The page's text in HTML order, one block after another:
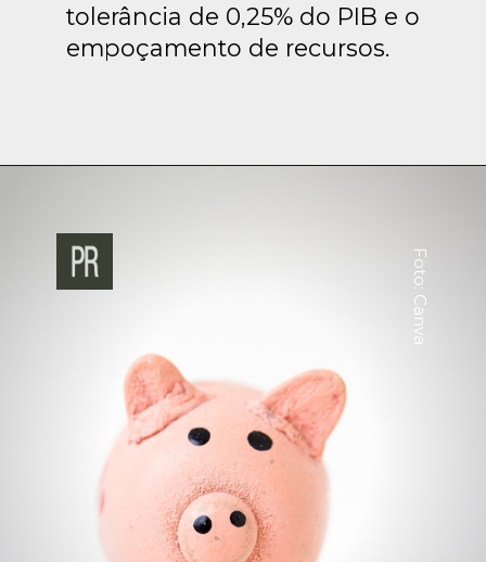
tolerância de 0,25% do PIB e o
empoçamento de recursos.
Foto: Canva